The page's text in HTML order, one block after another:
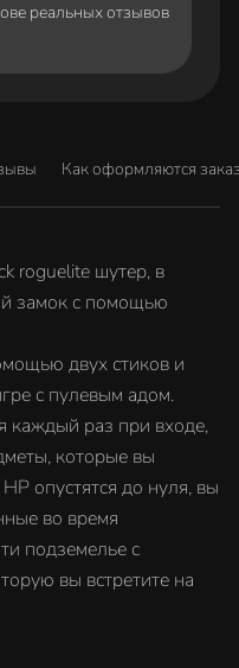
реальных отзывов
Как оформляются
roguelite шутер, в
замок с помощью
двух стиков и
с пулевым адом.
каждый раз при входе,
которые вы
опустятся до нуля, вы
во время
подземелье с
вы встретите на